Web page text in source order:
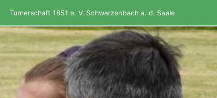
Turnerschaft 1851 e. V. Schwarzenbach a. d. Saale